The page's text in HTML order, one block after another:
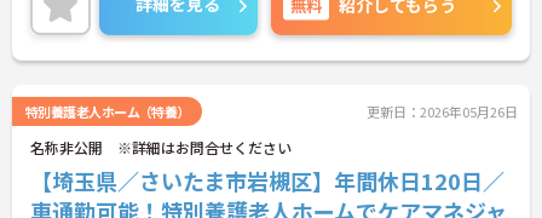
ある方は面接ポイントをお伝えしますので、お気軽
にご連絡ください！
紹介してもらう
特別養護老人ホーム（特養） 更新日：2026年05月26日
名称非公開 ※詳細はお問合せください
【埼玉県／さいたま市岩槻区】年間休日120日／
車通勤可能！特別養護老人ホームでケアマネジャ